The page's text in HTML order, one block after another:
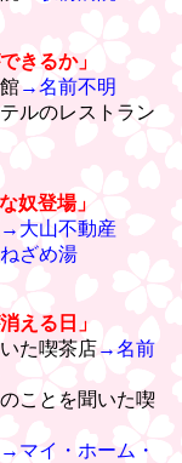
きるか」
→名前不明
ルのレストラン
奴登場」
→大山不動産
ざめ湯
える日」
た喫茶店→名前
ことを聞いた喫
→マイ・ホーム・